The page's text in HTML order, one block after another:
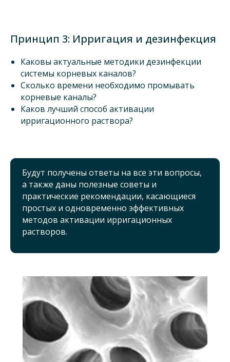
Принцип 3: Ирригация и дезинфекция
Каковы актуальные методики дезинфекции
системы корневых каналов?
Сколько времени необходимо промывать
корневые каналы?
Каков лучший способ активации
ирригационного раствора?
Будут получены ответы на все эти вопросы,
а также даны полезные советы и
практические рекомендации, касающиеся
простых и одновременно эффективных
методов активации ирригационных
растворов.